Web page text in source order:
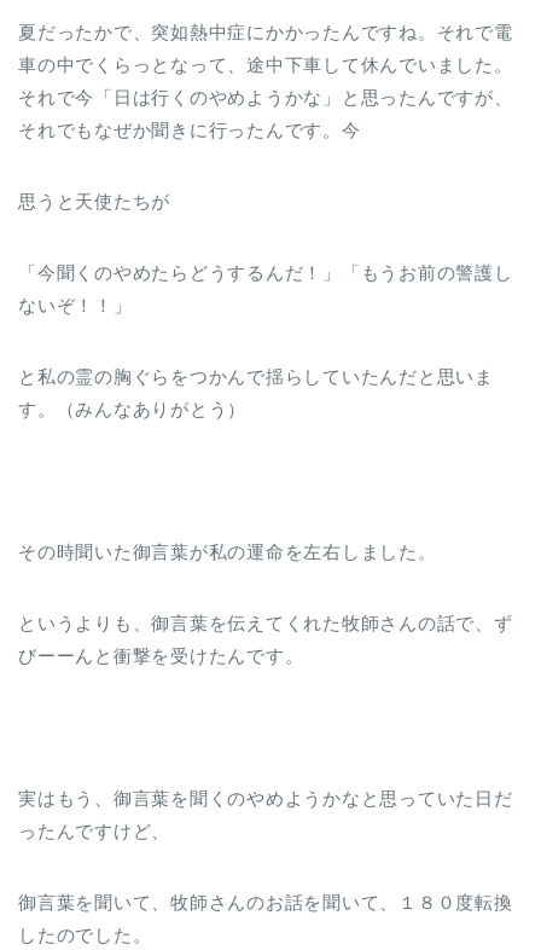
夏だったかで、突如熱中症にかかったんですね。それで電
車の中でくらっとなって、途中下車して休んでいました。
それで今「日は行くのやめようかな」と思ったんですが、
それでもなぜか聞きに行ったんです。今
思うと天使たちが
「今聞くのやめたらどうするんだ！」「もうお前の警護し
ないぞ！！」
と私の霊の胸ぐらをつかんで揺らしていたんだと思いま
す。（みんなありがとう）
その時聞いた御言葉が私の運命を左右しました。
というよりも、御言葉を伝えてくれた牧師さんの話で、ず
びーーんと衝撃を受けたんです。
実はもう、御言葉を聞くのやめようかなと思っていた日だ
ったんですけど、
御言葉を聞いて、牧師さんのお話を聞いて、１８０度転換
したのでした。